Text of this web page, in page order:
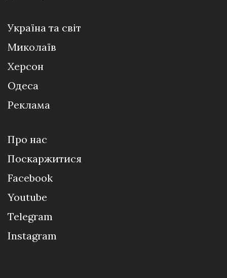
Україна та світ
Миколаїв
Херсон
Одеса
Реклама
Про нас
Поскаржитися
Facebook
Youtube
Telegram
Instagram